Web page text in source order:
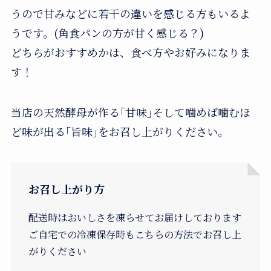
うので甘みなどに若干の違いを感じる方もいるよ
うです。(角食パンの方が甘く感じる？)
どちらがおすすめかは、食べ方やお好みになりま
す！
当店の天然酵母が作る｢甘味｣そして噛めば噛むほ
ど味が出る｢旨味｣をお召し上がりください。
お召し上がり方
配送時はおいしさを凍らせてお届けしております
ご自宅での冷凍保存時もこちらの方法でお召し上
がりください